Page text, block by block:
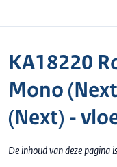
KA18220
Mono
(Next) -
De inhoud van deze pagina